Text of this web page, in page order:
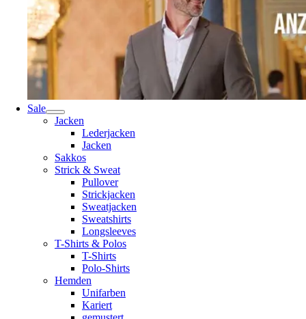
Sale
Jacken
Lederjacken
Jacken
Sakkos
Strick & Sweat
Pullover
Strickjacken
Sweatjacken
Sweatshirts
Longsleeves
T-Shirts & Polos
T-Shirts
Polo-Shirts
Hemden
Unifarben
Kariert